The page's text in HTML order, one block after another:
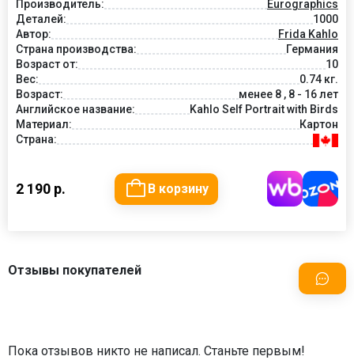
Производитель:
Eurographics
Деталей:
1000
Автор:
Frida Kahlo
Страна производства:
Германия
Возраст от:
10
Вес:
0.74 кг.
Возраст:
менее 8 , 8 - 16 лет
Английское название:
Kahlo Self Portrait with Birds
Материал:
Картон
Страна:
2 190 р. В корзину
Отзывы покупателей
Пока отзывов никто не написал. Станьте первым!